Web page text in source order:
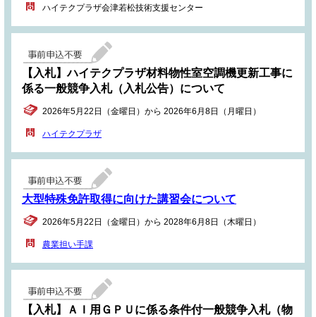
ハイテクプラザ会津若松技術支援センター
【入札】ハイテクプラザ材料物性室空調機更新工事に
係る一般競争入札（入札公告）について
2026年5月22日（金曜日）から 2026年6月8日（月曜日）
ハイテクプラザ
大型特殊免許取得に向けた講習会について
2026年5月22日（金曜日）から 2028年6月8日（木曜日）
農業担い手課
【入札】ＡＩ用ＧＰＵに係る条件付一般競争入札（物